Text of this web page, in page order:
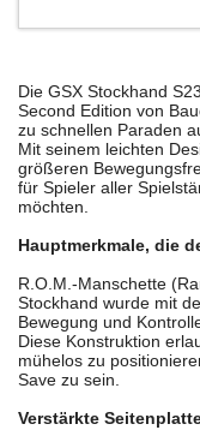
Die GSX Stockhand
Second Edition von
zu schnellen Paraden
Mit seinem leichten
größeren
für Spieler aller
möchten.
Hauptmerkmale, die
R.O.M.-Manschette
Stockhand wurde mit
Bewegung und
Diese Konstruktion
mühelos zu
Save zu sein.
Verstärkte